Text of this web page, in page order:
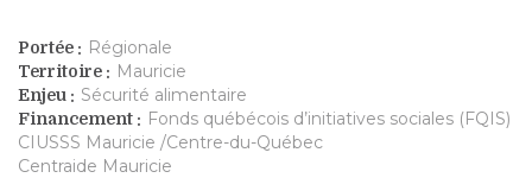
Portée : Régionale
Territoire : Mauricie
Enjeu : Sécurité alimentaire
Financement : Fonds québécois d’initiatives sociales (FQIS)
CIUSSS Mauricie /Centre-du-Québec
Centraide Mauricie